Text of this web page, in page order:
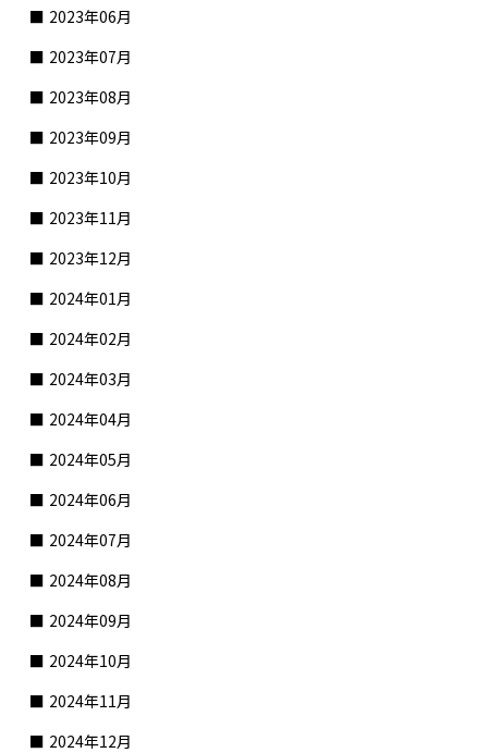
2023年06月
2023年07月
2023年08月
2023年09月
2023年10月
2023年11月
2023年12月
2024年01月
2024年02月
2024年03月
2024年04月
2024年05月
2024年06月
2024年07月
2024年08月
2024年09月
2024年10月
2024年11月
2024年12月